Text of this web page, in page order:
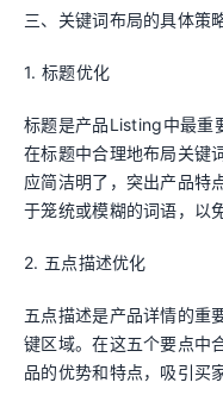
三、关键词布局的具体策
1. 标题优化
标题是产品Listing中最重
在标题中合理地布局关键
应简洁明了，突出产品特
于笼统或模糊的词语，以
2. 五点描述优化
五点描述是产品详情的重
键区域。在这五个要点中
品的优势和特点，吸引买